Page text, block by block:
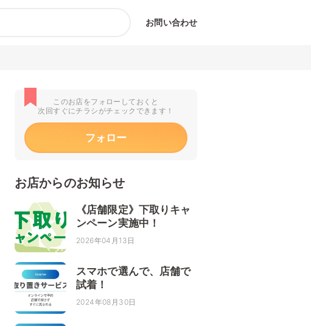
お問い合わせ
このお店をフォローしておくと
次回すぐにチラシがチェックできます！
フォロー
お店からのお知らせ
《店舗限定》下取りキャ
ンペーン実施中！
2026年04月13日
スマホで選んで、店舗で
試着！
2024年08月30日